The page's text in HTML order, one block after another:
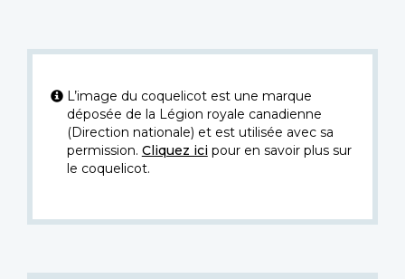
L’image du coquelicot est une marque
déposée de la Légion royale canadienne
(Direction nationale) et est utilisée avec sa
permission. Cliquez icipour en savoir plus sur
le coquelicot.